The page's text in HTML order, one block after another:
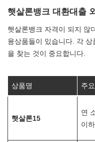
햇살론뱅크 대환대출
햇살론뱅크 자격이 되지 않
융상품들이 있습니다. 각
을 찾는 것이 중요합니다.
상품명 주
햇살론15
연
이